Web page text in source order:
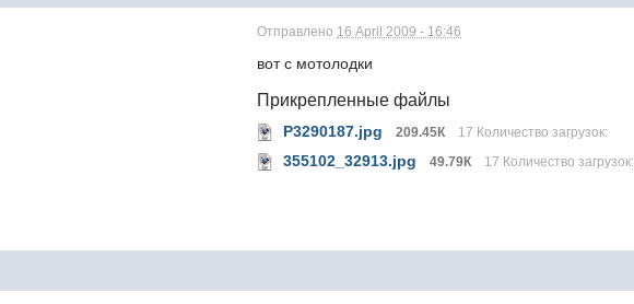
Отправлено 16 April 2009 - 16:46
вот с мотолодки
Прикрепленные файлы
P3290187.jpg 209.45К 17 Количество загрузок:
355102_32913.jpg 49.79К 17 Количество загрузок: